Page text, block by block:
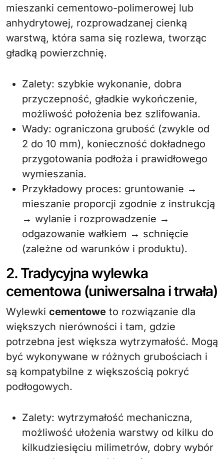
mieszanki cementowo-polimerowej lub
anhydrytowej, rozprowadzanej cienką
warstwą, która sama się rozlewa, tworząc
gładką powierzchnię.
Zalety: szybkie wykonanie, dobra
przyczepność, gładkie wykończenie,
możliwość położenia bez szlifowania.
Wady: ograniczona grubość (zwykle od
2 do 10 mm), konieczność dokładnego
przygotowania podłoża i prawidłowego
wymieszania.
Przykładowy proces: gruntowanie →
mieszanie proporcji zgodnie z instrukcją
→ wylanie i rozprowadzenie →
odgazowanie wałkiem → schnięcie
(zależne od warunków i produktu).
2. Tradycyjna wylewka
cementowa (uniwersalna i trwała)
Wylewki cementowe to rozwiązanie dla
większych nierówności i tam, gdzie
potrzebna jest większa wytrzymałość. Mogą
być wykonywane w różnych grubościach i
są kompatybilne z większością pokryć
podłogowych.
Zalety: wytrzymałość mechaniczna,
możliwość ułożenia warstwy od kilku do
kilkudziesięciu milimetrów, dobry wybór